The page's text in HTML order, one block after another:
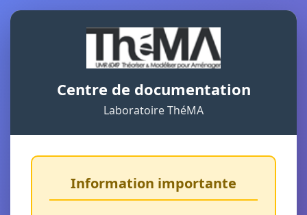
Centre de documentation
Laboratoire ThéMA
Information importante